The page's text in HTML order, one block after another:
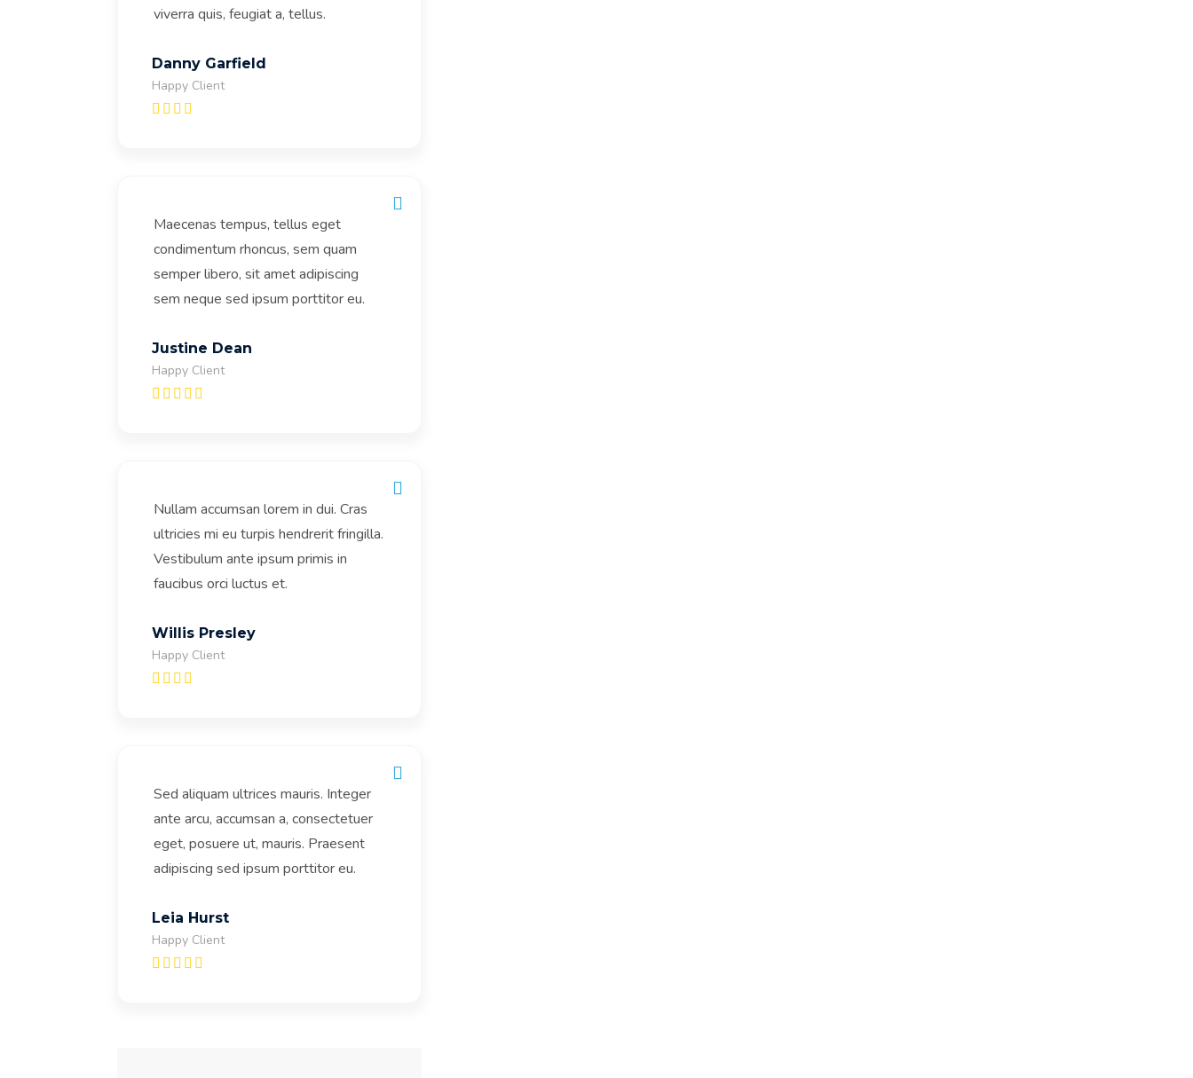
viverra quis, feugiat a, tellus.
Danny Garfield
Happy Client
Maecenas tempus, tellus eget
condimentum rhoncus, sem quam
semper libero, sit amet adipiscing
sem neque sed ipsum porttitor eu.
Justine Dean
Happy Client
Nullam accumsan lorem in dui. Cras
ultricies mi eu turpis hendrerit fringilla.
Vestibulum ante ipsum primis in
faucibus orci luctus et.
Willis Presley
Happy Client
Sed aliquam ultrices mauris. Integer
ante arcu, accumsan a, consectetuer
eget, posuere ut, mauris. Praesent
adipiscing sed ipsum porttitor eu.
Leia Hurst
Happy Client